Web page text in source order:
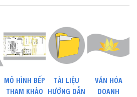
MÔ HÌNH BẾP
THAM KHẢO
TÀI LIỆU
HƯỚNG DẪN
VĂN HÓA
DOANH